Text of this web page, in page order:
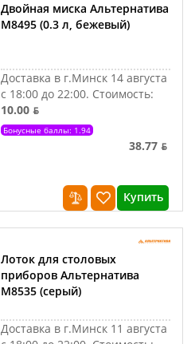
Двойная миска Альтернатива
М8495 (0.3 л, бежевый)
Доставка в г.Минск 14 августа
с 18:00 до 22:00. Стоимость:
10.00 ƃ
Бонусные баллы: 1.94
38.77 ƃ
Купить
Лоток для столовых
приборов Альтернатива
М8535 (серый)
Доставка в г.Минск 11 августа